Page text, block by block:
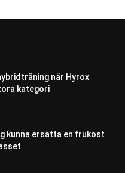
när Hyrox
kategori
kunna ersätta en frukost